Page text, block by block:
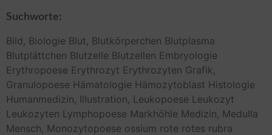
Suchworte:
Bild, Biologie Blut, Blutkörperchen Blutplasma
Blutplättchen Blutzelle Blutzellen Embryologie
Erythropoese Erythrozyt Erythrozyten Grafik,
Granulopoese Hämatologie Hämozytoblast Histologie
Humanmedizin, Illustration, Leukopoese Leukozyt
Leukozyten Lymphopoese Markhöhle Medizin, Medulla
Mensch, Monozytopoese ossium rote rotes rubra